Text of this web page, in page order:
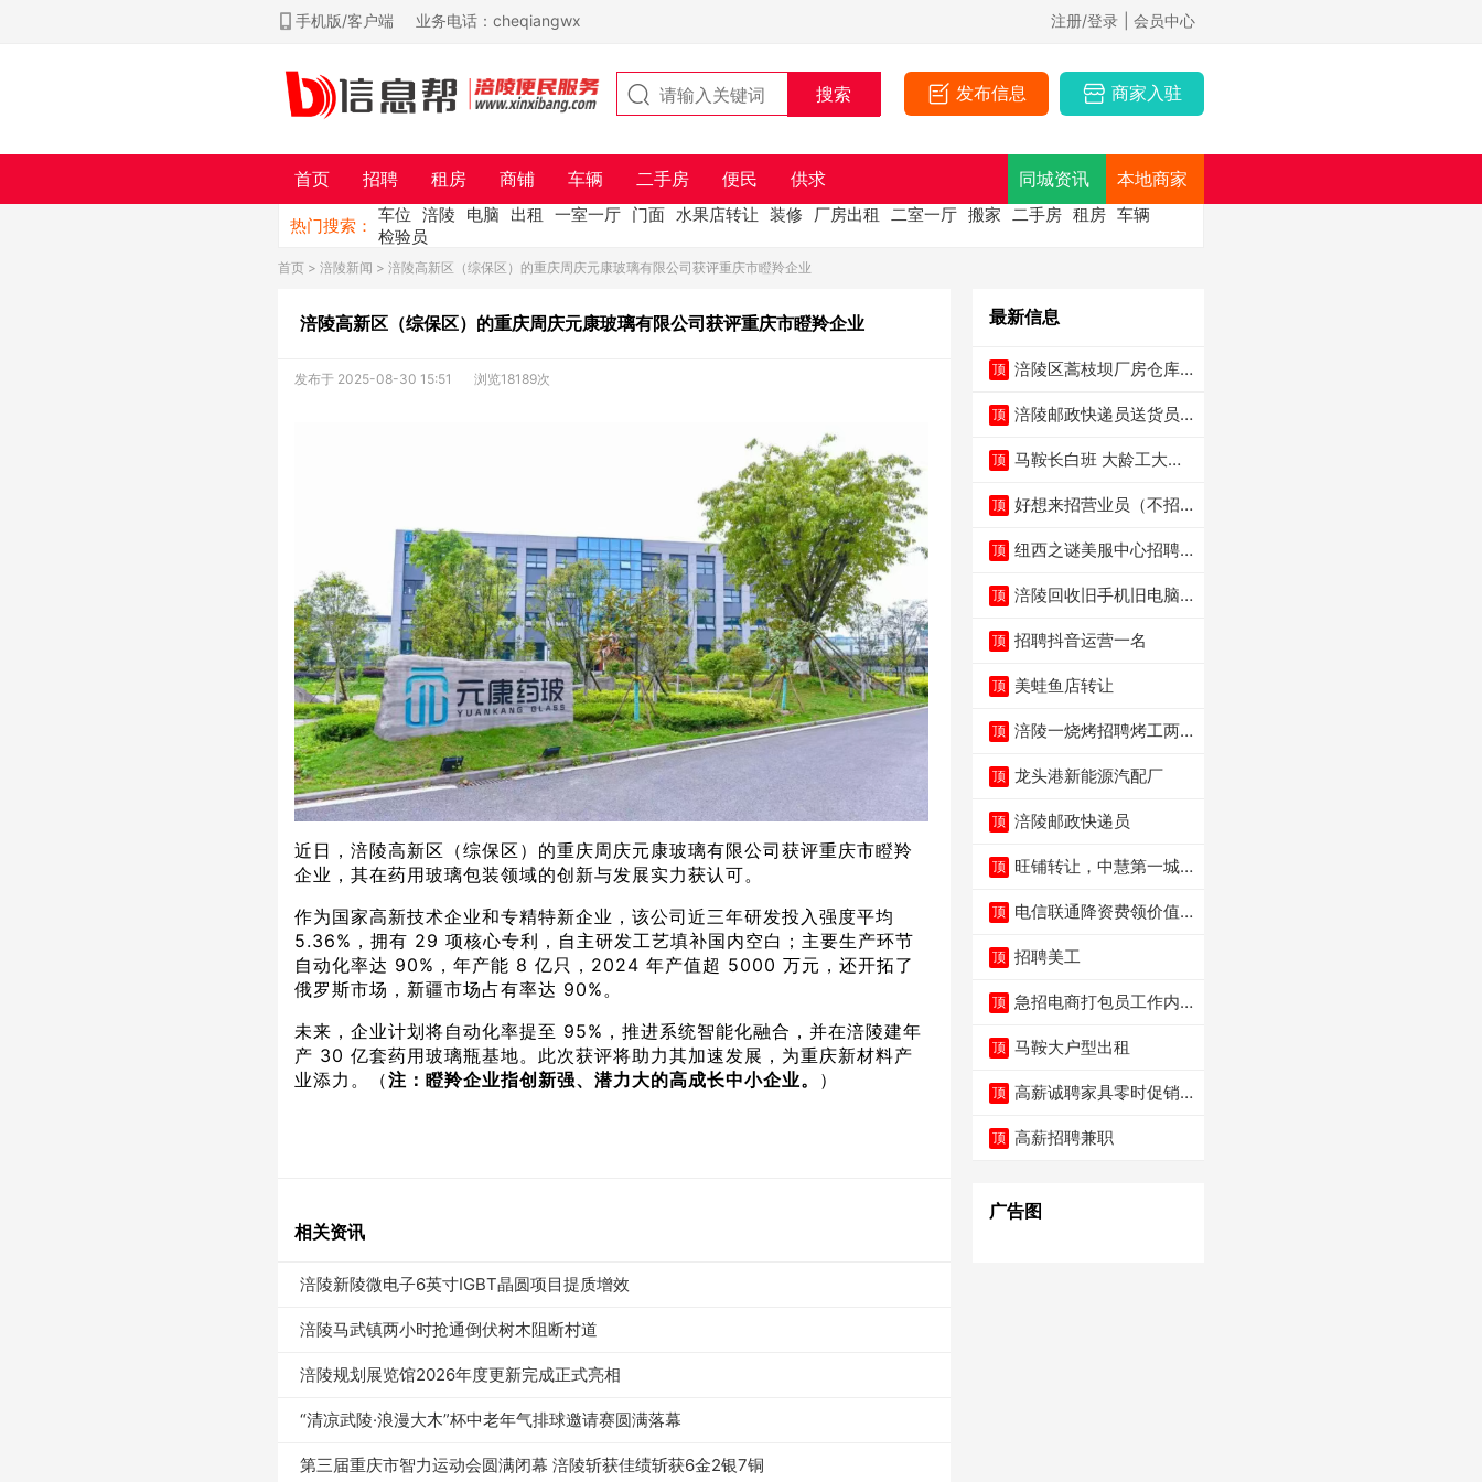
手机版/客户端 业务电话：cheqiangwx 注册/登录 | 会员中心
发布信息 商家入驻
首页 招聘 租房 商铺 车辆 二手房 便民 供求 同城资讯 本地商家
热门搜索：
车位 涪陵 电脑 出租 一室一厅 门面 水果店转让 装修 厂房出租 二室一厅 搬家 二手房 租房 车辆
检验员
首页 > 涪陵新闻 > 涪陵高新区（综保区）的重庆周庆元康玻璃有限公司获评重庆市瞪羚企业
涪陵高新区（综保区）的重庆周庆元康玻璃有限公司获评重庆市瞪羚企业
发布于 2025-08-30 15:51 浏览18189次
近日，涪陵高新区（综保区）的重庆周庆元康玻璃有限公司获评重庆市瞪羚
企业，其在药用玻璃包装领域的创新与发展实力获认可。
作为国家高新技术企业和专精特新企业，该公司近三年研发投入强度平均
5.36%，拥有 29 项核心专利，自主研发工艺填补国内空白；主要生产环节
自动化率达 90%，年产能 8 亿只，2024 年产值超 5000 万元，还开拓了
俄罗斯市场，新疆市场占有率达 90%。
未来，企业计划将自动化率提至 95%，推进系统智能化融合，并在涪陵建年
产 30 亿套药用玻璃瓶基地。此次获评将助力其加速发展，为重庆新材料产
业添力。（注：瞪羚企业指创新强、潜力大的高成长中小企业。 ）
相关资讯
涪陵新陵微电子6英寸IGBT晶圆项目提质增效
涪陵马武镇两小时抢通倒伏树木阻断村道
涪陵规划展览馆2026年度更新完成正式亮相
“清凉武陵·浪漫大木”杯中老年气排球邀请赛圆满落幕
第三届重庆市智力运动会圆满闭幕 涪陵斩获佳绩斩获6金2银7铜
最新信息
顶 涪陵区蒿枝坝厂房仓库
顶 涪陵邮政快递员送货员
顶 马鞍长白班 大龄工大量
顶 好想来招营业员（不招
顶 纽西之谜美服中心招聘
顶 涪陵回收旧手机旧电脑
顶 招聘抖音运营一名
顶 美蛙鱼店转让
顶 涪陵一烧烤招聘烤工两
顶 龙头港新能源汽配厂
顶 涪陵邮政快递员
顶 旺铺转让，中慧第一城
顶 电信联通降资费领价值5
顶 招聘美工
顶 急招电商打包员工作内
顶 马鞍大户型出租
顶 高薪诚聘家具零时促销
顶 高薪招聘兼职
广告图